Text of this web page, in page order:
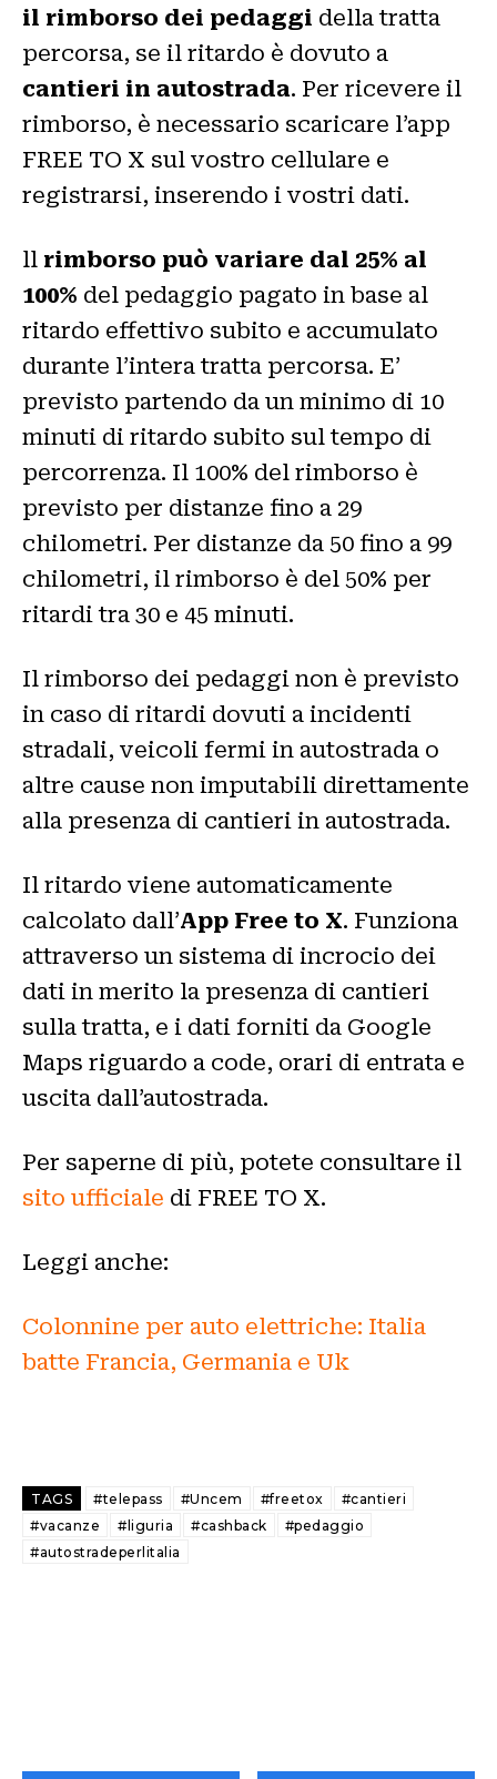
il rimborso dei pedaggi della tratta
percorsa, se il ritardo è dovuto a
cantieri in autostrada. Per ricevere il
rimborso, è necessario scaricare l’app
FREE TO X sul vostro cellulare e
registrarsi, inserendo i vostri dati.
ll rimborso può variare dal 25% al
100% del pedaggio pagato in base al
ritardo effettivo subito e accumulato
durante l’intera tratta percorsa. E’
previsto partendo da un minimo di 10
minuti di ritardo subito sul tempo di
percorrenza. Il 100% del rimborso è
previsto per distanze fino a 29
chilometri. Per distanze da 50 fino a 99
chilometri, il rimborso è del 50% per
ritardi tra 30 e 45 minuti.
Il rimborso dei pedaggi non è previsto
in caso di ritardi dovuti a incidenti
stradali, veicoli fermi in autostrada o
altre cause non imputabili direttamente
alla presenza di cantieri in autostrada.
Il ritardo viene automaticamente
calcolato dall’App Free to X. Funziona
attraverso un sistema di incrocio dei
dati in merito la presenza di cantieri
sulla tratta, e i dati forniti da Google
Maps riguardo a code, orari di entrata e
uscita dall’autostrada.
Per saperne di più, potete consultare il
sito ufficiale di FREE TO X.
Leggi anche:
Colonnine per auto elettriche: Italia
batte Francia, Germania e Uk
TAGS #telepass #Uncem #freetox
#cantieri
#vacanze
#liguria #cashback
#pedaggio
#autostradeperlitalia